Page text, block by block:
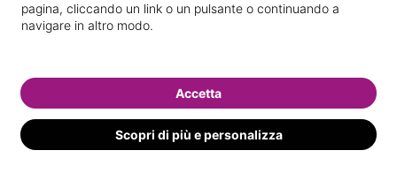
pagina, cliccando un link o un pulsante o continuando a
navigare in altro modo.
Scopri di più e personalizza
Accetta